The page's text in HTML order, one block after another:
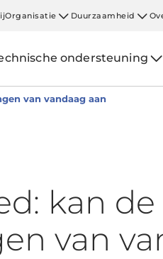
Organisatie Duurzaamheid
ondersteuning
van vandaag aan
kan
van